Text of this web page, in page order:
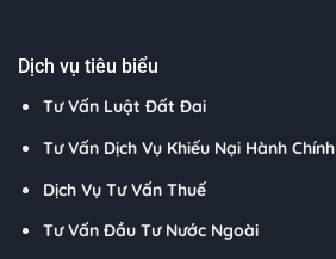
Dịch vụ tiêu biểu
Tư Vấn Luật Đất Đai
Tư Vấn Dịch Vụ Khiếu Nại Hành Chính
Dịch Vụ Tư Vấn Thuế
Tư Vấn Đầu Tư Nước Ngoài